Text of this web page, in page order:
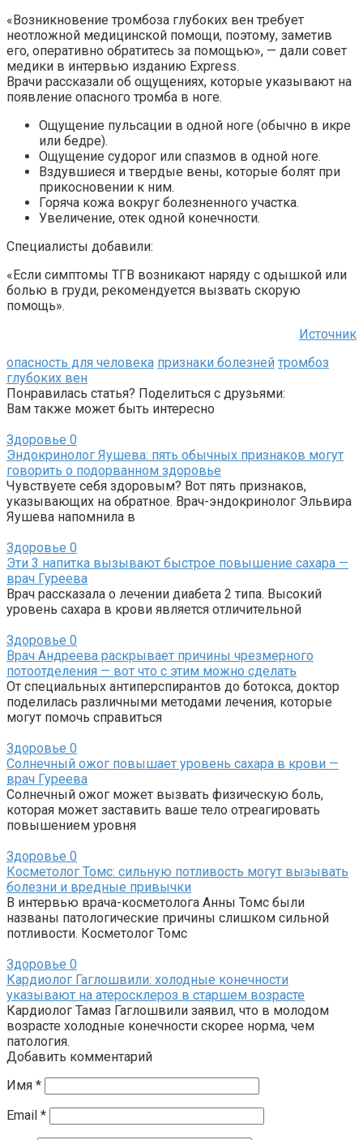
«Возникновение тромбоза глубоких вен требует
неотложной медицинской помощи, поэтому, заметив
его, оперативно обратитесь за помощью», — дали совет
медики в интервью изданию Express.
Врачи рассказали об ощущениях, которые указывают на
появление опасного тромба в ноге.
Ощущение пульсации в одной ноге (обычно в икре
или бедре).
Ощущение судорог или спазмов в одной ноге.
Вздувшиеся и твердые вены, которые болят при
прикосновении к ним.
Горяча кожа вокруг болезненного участка.
Увеличение, отек одной конечности.
Специалисты добавили:
«Если симптомы ТГВ возникают наряду с одышкой или
болью в груди, рекомендуется вызвать скорую
помощь».
Источник
опасность для человека признаки болезней тромбоз
глубоких вен
Понравилась статья? Поделиться с друзьями:
Вам также может быть интересно
Здоровье 0
Эндокринолог Яушева: пять обычных признаков могут
говорить о подорванном здоровье
Чувствуете себя здоровым? Вот пять признаков,
указывающих на обратное. Врач-эндокринолог Эльвира
Яушева напомнила в
Здоровье 0
Эти 3 напитка вызывают быстрое повышение сахара —
врач Гуреева
Врач рассказала о лечении диабета 2 типа. Высокий
уровень сахара в крови является отличительной
Здоровье 0
Врач Андреева раскрывает причины чрезмерного
потоотделения — вот что с этим можно сделать
От специальных антиперспирантов до ботокса, доктор
поделилась различными методами лечения, которые
могут помочь справиться
Здоровье 0
Солнечный ожог повышает уровень сахара в крови —
врач Гуреева
Солнечный ожог может вызвать физическую боль,
которая может заставить ваше тело отреагировать
повышением уровня
Здоровье 0
Косметолог Томс: сильную потливость могут вызывать
болезни и вредные привычки
В интервью врача-косметолога Анны Томс были
названы патологические причины слишком сильной
потливости. Косметолог Томс
Здоровье 0
Кардиолог Гаглошвили: холодные конечности
указывают на атеросклероз в старшем возрасте
Кардиолог Тамаз Гаглошвили заявил, что в молодом
возрасте холодные конечности скорее норма, чем
патология.
Добавить комментарий
Имя *
Email *